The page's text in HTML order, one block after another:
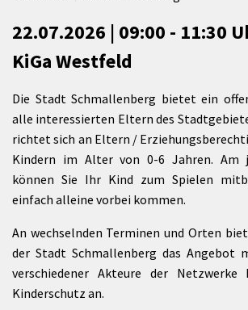
22.07.2026 | 09:00 - 11:30
KiGa Westfeld
Die Stadt Schmallenberg bietet ein
alle interessierten Eltern des
richtet sich an Eltern /
Kindern im Alter von 0-6 Jahren. Am
können Sie Ihr Kind zum Spielen
einfach alleine vorbei kommen.
An wechselnden Terminen und Orten
der Stadt Schmallenberg das Angebot
verschiedener Akteure der
Kinderschutz an.